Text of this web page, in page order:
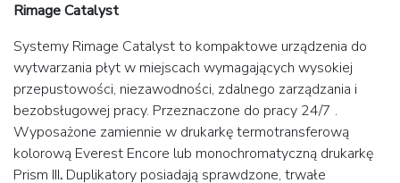
Rimage Catalyst
Systemy Rimage Catalyst to kompaktowe urządzenia do
wytwarzania płyt w miejscach wymagających wysokiej
przepustowości, niezawodności, zdalnego zarządzania i
bezobsługowej pracy. Przeznaczone do pracy 24/7 .
Wyposażone zamiennie w drukarkę termotransferową
kolorową Everest Encore lub monochromatyczną drukarkę
Prism III. Duplikatory posiadają sprawdzone, trwałe